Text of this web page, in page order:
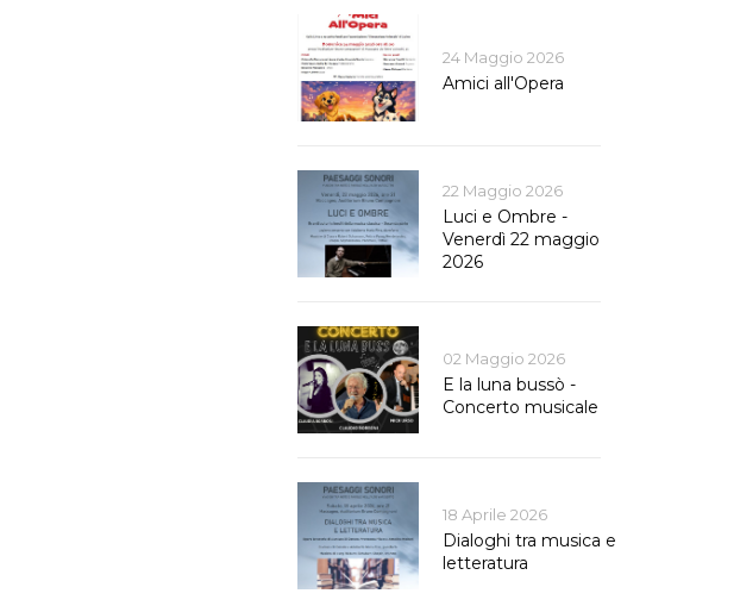
24 Maggio 2026
Amici all'Opera
22 Maggio 2026
Luci e Ombre -
Venerdì 22 maggio
2026
02 Maggio 2026
E la luna bussò -
Concerto musicale
18 Aprile 2026
Dialoghi tra musica e
letteratura